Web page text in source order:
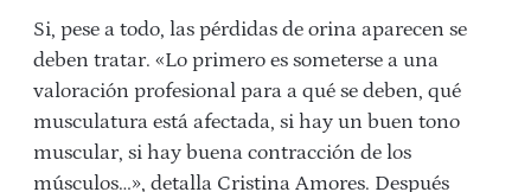
Si, pese a todo, las pérdidas de orina aparecen se
deben tratar. «Lo primero es someterse a una
valoración profesional para a qué se deben, qué
musculatura está afectada, si hay un buen tono
muscular, si hay buena contracción de los
músculos…», detalla Cristina Amores. Después